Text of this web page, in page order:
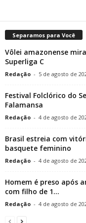
Separamos para Você
Vôlei amazonense
Superliga C
Redação - 5 de agosto de
Festival Folclórico do
Falamansa
Redação - 4 de agosto de
Brasil estreia com
basquete feminino
Redação - 4 de agosto de
Homem é preso após
com filho de 1...
Redação - 4 de agosto de